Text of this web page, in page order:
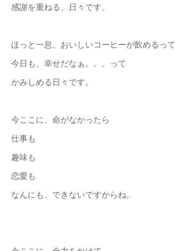
感謝を重ねる、日々です。
ほっと一息。おいしいコーヒーが飲めるって
今日も、幸せだなぁ。。。って
かみしめる日々です。
今ここに、命がなかったら
仕事も
趣味も
恋愛も
なんにも、できないですからね。